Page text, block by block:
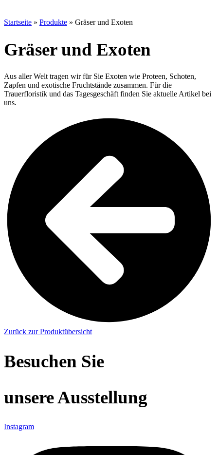
Startseite » Produkte » Gräser und Exoten
Gräser und Exoten
Aus aller Welt tragen wir für Sie Exoten wie Proteen, Schoten,
Zapfen und exotische Fruchtstände zusammen. Für die
Trauerfloristik und das Tagesgeschäft finden Sie aktuelle Artikel bei
uns.
Zurück zur Produktübersicht
Besuchen Sie
unsere Ausstellung
Instagram